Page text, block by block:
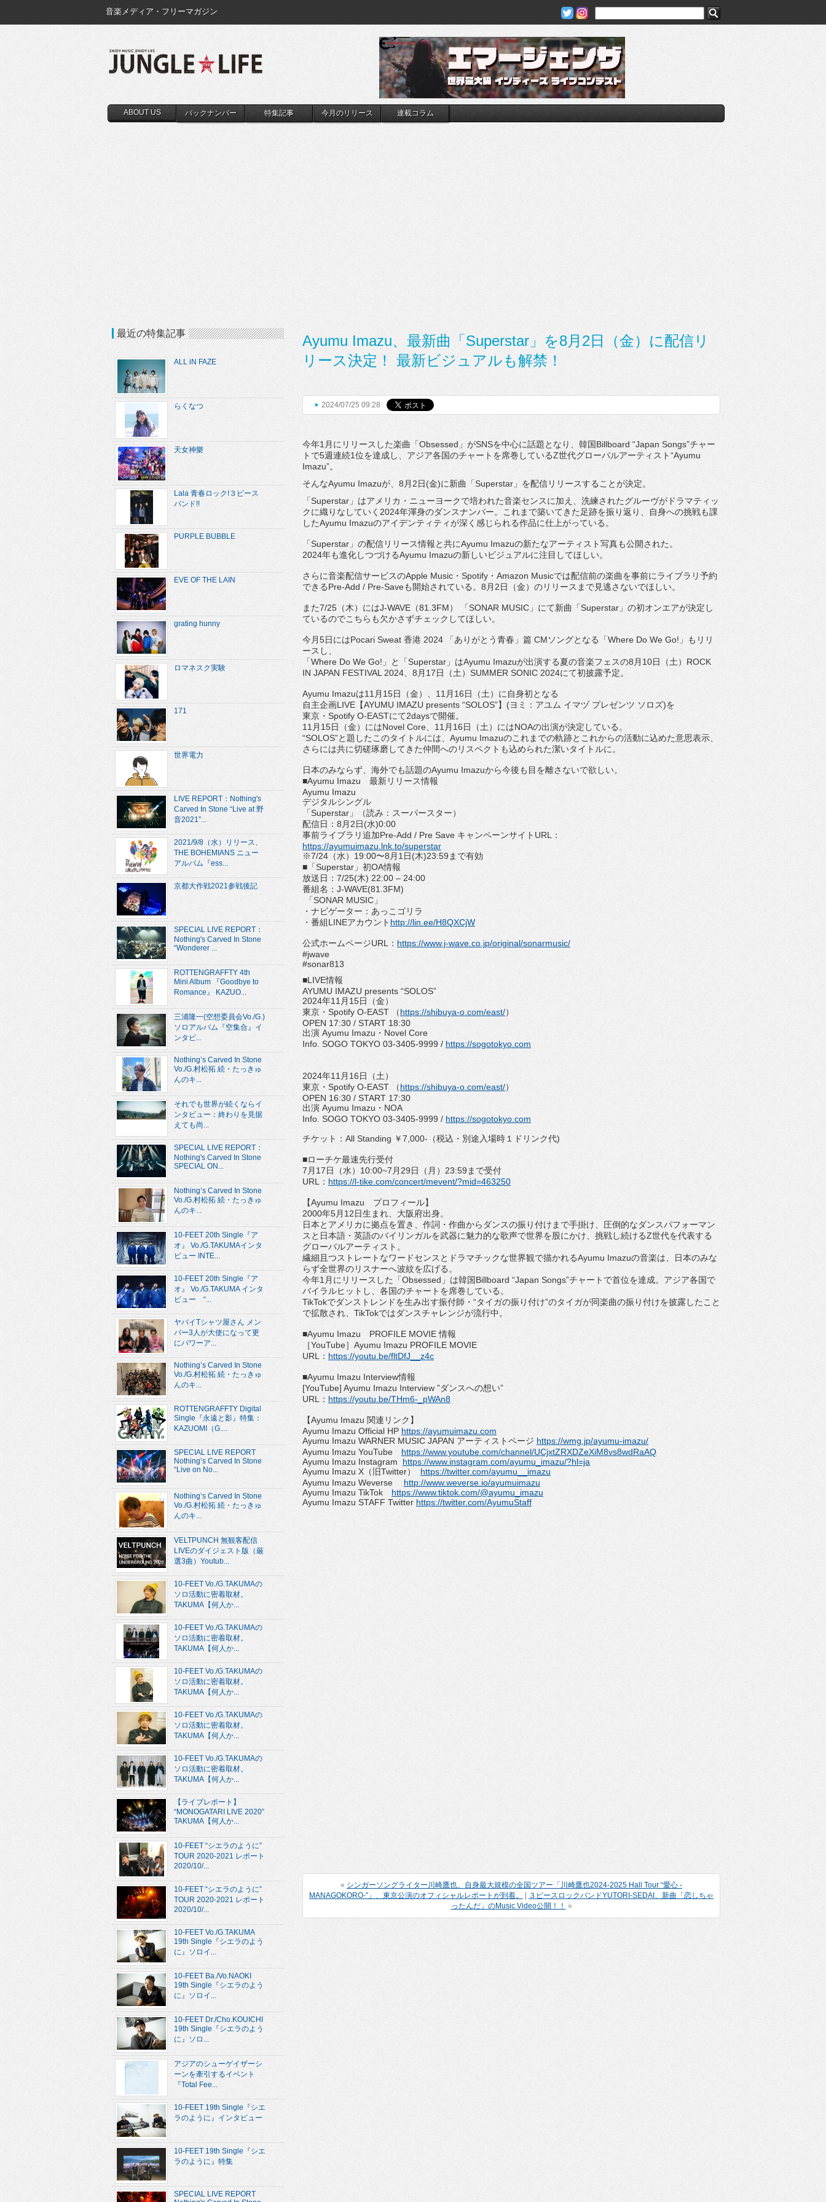
音楽メディア・フリーマガジン
ABOUT US バックナンバー 特集記事 今月のリリース 連載コラム
Ayumu Imazu、最新曲「Superstar」を8月2日（金）に配信リ
リース決定！ 最新ビジュアルも解禁！
2024/07/25 09:28
今年1月にリリースした楽曲「Obsessed」 がSNSを中心に話題となり、韓国Billboard “Japan Songs”チャー
トで5週連続1位を達成し、 アジア各国のチャートを席巻しているZ世代グローバルアーティス ト“Ayumu
Imazu”。
そんなAyumu Imazuが、8月2日(金)に新曲「Superstar」 を配信リリースすることが決定。
「Superstar」はアメリカ・ ニューヨークで培われた音楽センスに加え、 洗練されたグルーヴがドラマティッ
クに織りなしていく2024年渾身のダンスナンバー。これまで築いてきた足跡を振り返り、
自身への挑戦も課
したAyumu Imazuのアイデンティティが深く感じられる作品に仕上がっている。
「Superstar」の配信リリース情報と共にAyumu Imazuの新たなアーティスト写真も公開された。
2024年も進化しつづけるAyumu Imazuの新しいビジュアルに注目してほしい。
さらに音楽配信サービスのApple Music・Spotify・Amazon Musicでは配信前の楽曲を事前にライブラリ予約
できるPre-Add / Pre-Saveも開始されている。8月2日（金） のリリースまで見逃さないでほしい。
また7/25（木）にはJ-WAVE（81.3FM） 「SONAR MUSIC」にて新曲「Superstar」の初オンエアが決定 し
ているのでこちらも欠かさずチェックしてほしい。
今月5日にはPocari Sweat 香港 2024 「ありがとう青春」篇 CMソングとなる「Where Do We Go!」もリリ
ースし、
「Where Do We Go!」と「Superstar」はAyumu Imazuが出演する夏の音楽フェスの8月10日（土）ROCK
IN JAPAN FESTIVAL 2024、8月17日（土）SUMMER SONIC 2024にて初披露予定。
Ayumu Imazuは11月15日（金）、11月16日（土） に自身初となる
自主企画LIVE【AYUMU IMAZU presents “SOLOS”】(ヨミ：アユム イマヅ プレゼンツ ソロズ)を
東京・Spotify O-EASTにて2daysで開催。
11月15日（金）にはNovel Core、11月16日（土）にはNOAの出演が決定している。
“SOLOS”と題したこのタイトルには、Ayumu Imazuのこれまでの軌跡とこれからの活動に込めた意思表示、
さらには共に切磋琢磨してきた仲間へのリスペクトも込められた潔いタイトルに。
日本のみならず、海外でも話題のAyumu Imazuから今後も目を離さないで欲しい。
■Ayumu Imazu 最新リリース情報
Ayumu Imazu
デジタルシングル
「Superstar」（読み：スーパースター）
配信日：8月2日(水)0:00
事前ライブラリ追加Pre-Add / Pre Save キャンペーンサイトURL：
https://ayumuimazu.lnk.to/superstar
※7/24（水）19:00〜8月1日(木)23:59まで有効
■「Superstar」初OA情報
放送日：7/25(木) 22:00 – 24:00
番組名：J-WAVE(81.3FM)
「SONAR MUSIC」
・ナビゲーター：あっこゴリラ
・番組LINEアカウント http://lin.ee/H8QXCjW
公式ホームページURL： https://www.j-wave.co.jp/original/sonarmusic/
#jwave
#sonar813
■LIVE情報
AYUMU IMAZU presents “SOLOS”
2024年11月15日（金）
東京・Spotify O-EAST （https://shibuya-o.com/east/）
OPEN 17:30 / START 18:30
出演 Ayumu Imazu・Novel Core
Info. SOGO TOKYO 03-3405-9999 / https://sogotokyo.com
2024年11月16日（土）
東京・Spotify O-EAST （https://shibuya-o.com/east/）
OPEN 16:30 / START 17:30
出演 Ayumu Imazu・NOA
Info. SOGO TOKYO 03-3405-9999 / https://sogotokyo.com
チケット：All Standing ￥7,000-（税込・別途入場時１ドリンク代)
■ローチケ最速先行受付
7月17日（水）10:00~7月29日（月）23:59まで受付
URL： https://l-tike.com/concert/mevent/?mid=463250
【Ayumu Imazu プロフィール】
2000年5月12日生まれ、大阪府出身。
日本とアメリカに拠点を置き、作詞・ 作曲からダンスの振り付けまで手掛け、 圧倒的なダンスパフォーマン
スと日本語・ 英語のバイリンガルを武器に魅力的な歌声で世界を股にかけ、 挑戦し続けるZ世代を代表する
グローバルアーティスト。
繊細且つストレートなワードセンスとドラマチックな世界観で描かれるAyumu Imazuの音楽は、
日本のみな
らず全世界のリスナーへ波紋を広げる。
今年1月にリリースした「Obsessed」 は韓国Billboard “Japan Songs”チャートで首位を達成。 アジア各国で
バイラルヒットし、各国のチャートを席巻している。
TikTokでダンストレンドを生み出す振付師・“タイガの振り付け”のタイガが同楽曲の振り付けを披露したこと
で拡散され、 TikTokではダンスチャレンジが流行中。
■Ayumu Imazu PROFILE MOVIE 情報
［YouTube］Ayumu Imazu PROFILE MOVIE
URL： https://youtu.be/fltDfJ__ z4c
■Ayumu Imazu Interview情報
[YouTube] Ayumu Imazu Interview ”ダンスへの想い”
URL： https://youtu.be/THm6-_ pWAn8
【Ayumu Imazu 関連リンク】
Ayumu Imazu Official HP https://ayumuimazu.com
Ayumu Imazu WARNER MUSIC JAPAN アーティストページ https://wmg.jp/ayumu-imazu/
Ayumu Imazu YouTube https://www.youtube.com/channel/UCjxtZRXDZeXiM8vs8wdRaAQ
Ayumu Imazu Instagram https://www.instagram.com/ayumu_imazu/?hl=ja
Ayumu Imazu X（旧Twitter） https://twitter.com/ayumu__ imazu
Ayumu Imazu Weverse http://www.weverse.io/ayumuimazu
Ayumu Imazu TikTok https://www.tiktok.com/@ayumu_ imazu
Ayumu Imazu STAFF Twitter https://twitter.com/AyumuStaff
« シンガーソングライター川崎鷹也、自身最大規模の全国ツアー「川崎鷹也2024-2025 Hall Tour “愛心 -
MANAGOKORO-”」、東京公演のオフィシャルレポートが到着。
３ピースロックバンドYUTORI-SEDAI、新曲「恋しちゃ
ったんだ」のMusic Video公開！！ »
最近の特集記事
ALL iN FAZE
らくなつ
天女神樂
Lala 青春ロック!３ピース
バンド!!
PURPLE BUBBLE
EVE OF THE LAIN
grating hunny
ロマネスク実験
171
世界電力
LIVE REPORT：Nothing's
Carved In Stone “Live at 野
音2021”...
2021/9/8（水）リリース、
THE BOHEMIANS ニュー
アルバム『ess...
京都大作戦2021参戦後記
SPECIAL LIVE REPORT：
Nothing's Carved In Stone
“Wonderer ...
ROTTENGRAFFTY 4th
Mini Album 『Goodbye to
Romance』 KAZUO...
三浦隆一(空想委員会Vo./G.)
ソロアルバム『空集合』イ
ンタビ...
Nothing’s Carved In Stone
Vo./G.村松拓 続・たっきゅ
んのキ...
それでも世界が続くならイ
ンタビュー：終わりを見据
えても尚...
SPECIAL LIVE REPORT：
Nothing's Carved In Stone
SPECIAL ON...
Nothing’s Carved In Stone
Vo./G.村松拓 続・たっきゅ
んのキ...
10-FEET 20th Single『ア
オ』 Vo./G.TAKUMAインタ
ビュー INTE...
10-FEET 20th Single『ア
オ』 Vo./G.TAKUMA インタ
ビュー “...
ヤバイTシャツ屋さん メン
バー3人が大使になって更
にパワーア...
Nothing’s Carved In Stone
Vo./G.村松拓 続・たっきゅ
んのキ...
ROTTENGRAFFTY Digital
Single『永遠と影』特集：
KAZUOMI（G....
SPECIAL LIVE REPORT
Nothing’s Carved In Stone
“Live on No...
Nothing’s Carved In Stone
Vo./G.村松拓 続・たっきゅ
んのキ...
VELTPUNCH 無観客配信
LIVEのダイジェスト版（厳
選3曲）Youtub...
10-FEET Vo./G.TAKUMAの
ソロ活動に密着取材。
TAKUMA【何人か...
10-FEET Vo./G.TAKUMAの
ソロ活動に密着取材。
TAKUMA【何人か...
10-FEET Vo./G.TAKUMAの
ソロ活動に密着取材。
TAKUMA【何人か...
10-FEET Vo./G.TAKUMAの
ソロ活動に密着取材。
TAKUMA【何人か...
10-FEET Vo./G.TAKUMAの
ソロ活動に密着取材。
TAKUMA【何人か...
【ライブレポート】
“MONOGATARI LIVE 2020”
TAKUMA【何人か...
10-FEET “シエラのように”
TOUR 2020-2021 レポート
2020/10/...
10-FEET “シエラのように”
TOUR 2020-2021 レポート
2020/10/...
10-FEET Vo./G.TAKUMA
19th Single『シエラのよう
に』ソロイ...
10-FEET Ba./Vo.NAOKI
19th Single『シエラのよう
に』ソロイ...
10-FEET Dr./Cho.KOUICHI
19th Single『シエラのよう
に』ソロ...
アジアのシューゲイザーシ
ーンを牽引するイベント
『Total Fee...
10-FEET 19th Single『シエ
ラのように』インタビュー
10-FEET 19th Single『シエ
ラのように』特集
SPECIAL LIVE REPORT